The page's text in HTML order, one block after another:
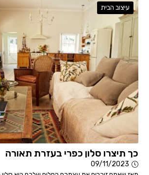
עיצוב הבית
כך תיצרו סלון כפרי בעזרת תאורה
09/11/2023